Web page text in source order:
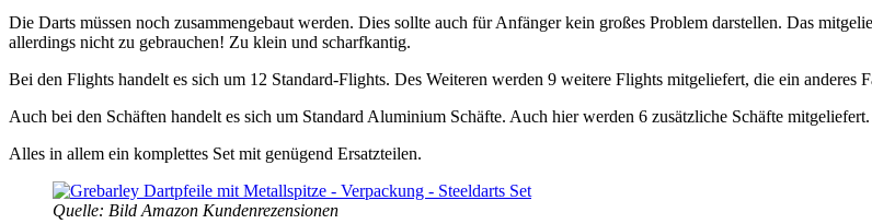
Die Darts müssen noch zusammengebaut werden. Dies sollte auch für Anfänger kein großes Problem darstellen. Das
allerdings nicht zu gebrauchen! Zu klein und scharfkantig.
Bei den Flights handelt es sich um 12 Standard-Flights. Des Weiteren werden 9 weitere Flights mitgeliefert, die ein
Auch bei den Schäften handelt es sich um Standard Aluminium Schäfte. Auch hier werden 6 zusätzliche Schäfte mitgeliefert.
Alles in allem ein komplettes Set mit genügend Ersatzteilen.
Quelle: Bild Amazon Kundenrezensionen